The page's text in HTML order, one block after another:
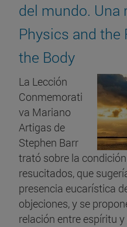
del mundo. Una
Physics and
the Body
La Lección
Conmemorati
va Mariano
Artigas de
Stephen Barr
trató sobre la
resucitados, que
presencia eucarística
objeciones, y se
relación entre espíritu